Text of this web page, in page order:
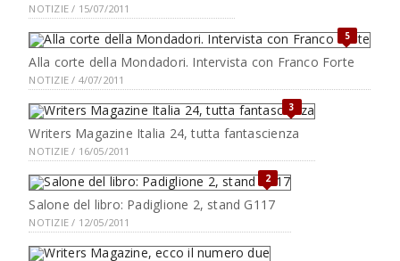
NOTIZIE / 15/07/2011
5
Alla corte della Mondadori. Intervista con Franco Forte
NOTIZIE / 4/07/2011
3
Writers Magazine Italia 24, tutta fantascienza
NOTIZIE / 16/05/2011
2
Salone del libro: Padiglione 2, stand G117
NOTIZIE / 12/05/2011